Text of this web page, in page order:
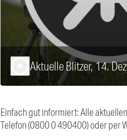
Aktuelle Blitzer, 14.
Einfach gut informiert: Alle
Telefon (0800 0 490400) oder per